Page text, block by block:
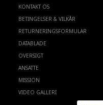
KONTAKT OS
BETINGELSER & VILKÅR
RETURNERINGSFORMULAR
DATABLADE
OVERSIGT
ANSATTE
MISSION
VIDEO GALLERI